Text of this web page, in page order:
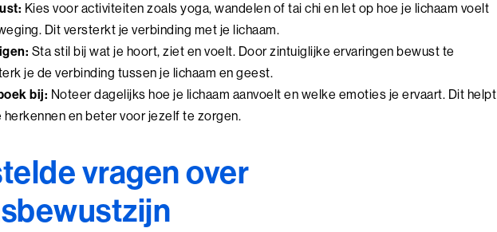
Kies voor activiteiten zoals yoga, wandelen of tai chi en let op hoe je lichaam voelt
Dit versterkt je verbinding met je lichaam.
Sta stil bij wat je hoort, ziet en voelt. Door zintuiglijke ervaringen bewust te
je de verbinding tussen je lichaam en geest.
bij: Noteer dagelijks hoe je lichaam aanvoelt en welke emoties je ervaart. Dit helpt
herkennen en beter voor jezelf te zorgen.
vragen over